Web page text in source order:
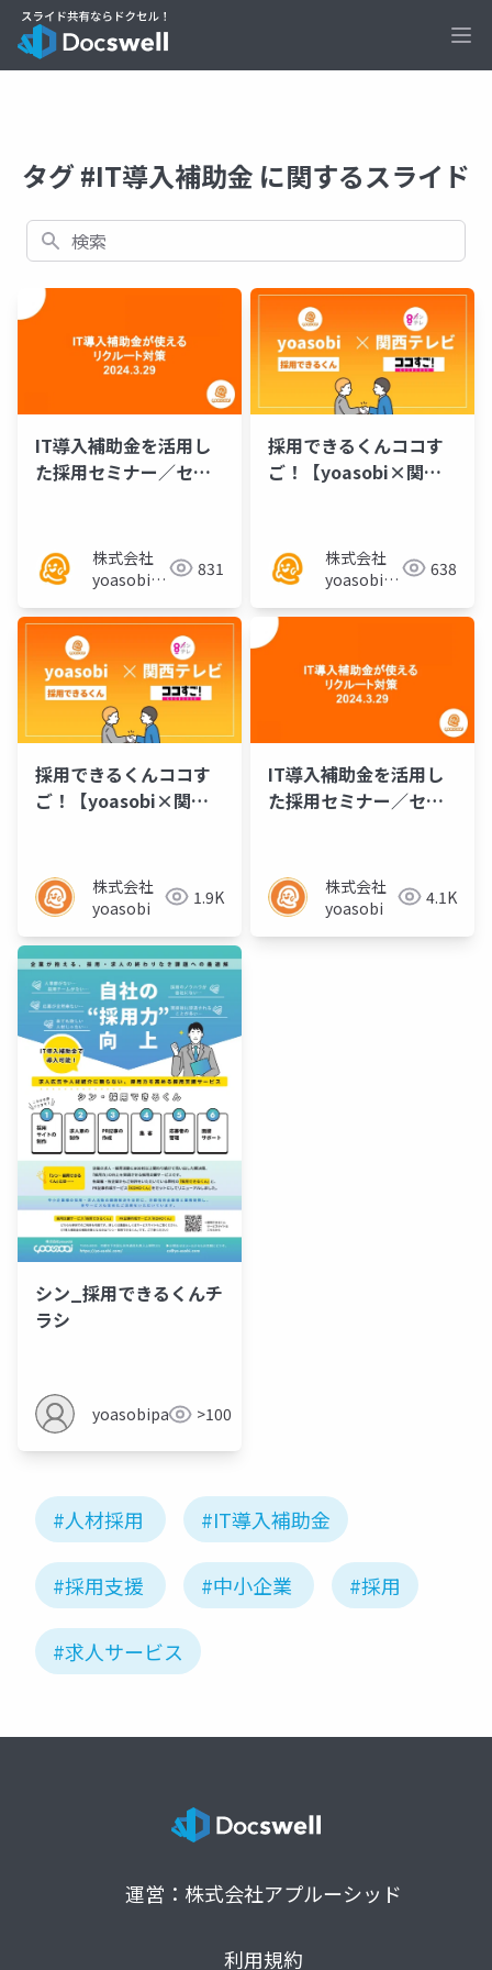
タグ #IT導入補助金 に関するスライド
検索
IT導入補助金を活用し
た採用セミナー／セミ
株式会社
yoasobi／
様
831
採用できるくんココす
ご！【yoasobi×関西
株式会社
yoasobi／
様
638
採用できるくんココす
ご！【yoasobi×関西
株式会社
yoasobi
1.9K
IT導入補助金を活用し
た採用セミナー／セミ
株式会社
yoasobi
4.1K
シン_採用できるくんチ
ラシ
yoasobipartner>100
#人材採用 #IT導入補助金
#採用支援 #中小企業 #採用
#求人サービス
運営：株式会社アプルーシッド
利用規約